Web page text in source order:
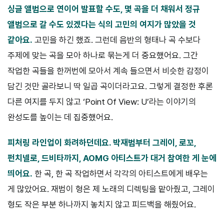
싱글 앨범으로 연이어 발표할 수도, 몇 곡을 더 채워서 정규
앨범으로 갈 수도 있겠다는 식의 고민의 여지가 많았을 것
같아요. 고민을 하긴 했죠. 그런데 음반의 형태나 곡 수보다
주제에 맞는 곡을 모아 하나로 묶는게 더 중요했어요. 그간
작업한 곡들을 한꺼번에 모아서 계속 들으면서 비슷한 감정이
담긴 것만 골라보니 딱 일곱 곡이더라고요. 그렇게 결정한 후론
다른 여지를 두지 않고 ‘Point Of View: U’라는 이야기의
완성도를 높이는 데 집중했어요.
피처링 라인업이 화려하던데요. 박재범부터 그레이, 로꼬,
펀치넬로, 드비타까지, AOMG 아티스트가 대거 참여한 게 눈에
띄어요. 한 곡, 한 곡 작업하면서 각각의 아티스트에게 배우는
게 많았어요. 재범이 형은 제 노래의 디렉팅을 맡아줬고, 그레이
형도 작은 부분 하나까지 놓치지 않고 피드백을 해줬어요.